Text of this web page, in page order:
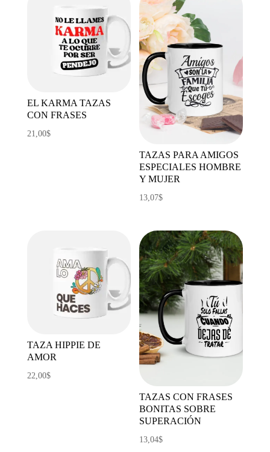
EL KARMA TAZAS
CON FRASES
21,00$
TAZAS PARA AMIGOS
ESPECIALES HOMBRE
Y MUJER
13,07$
TAZA HIPPIE DE
AMOR
22,00$
TAZAS CON FRASES
BONITAS SOBRE
SUPERACIÓN
13,04$